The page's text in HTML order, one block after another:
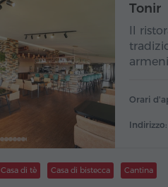
Tonir
Il
Orari
Indirizzo:
Casa di tè Casa di bistecca Cantina